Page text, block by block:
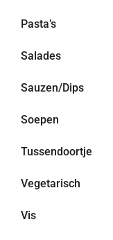
Pasta’s
Salades
Sauzen/Dips
Soepen
Tussendoortje
Vegetarisch
Vis